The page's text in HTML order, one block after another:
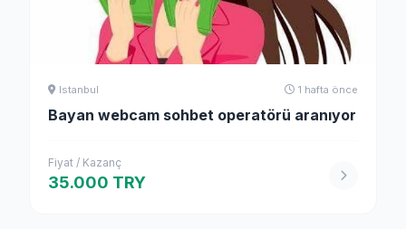
Istanbul 1 hafta önce
Bayan webcam sohbet operatörü aranıyor
Fiyat / Kazanç
35.000 TRY